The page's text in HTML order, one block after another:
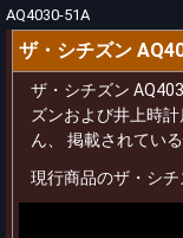
AQ4030-51A
ザ・シチズン
ザ・シチズン
ズンおよび井上時
ん、 掲載されてい
現行商品のザ・シチ